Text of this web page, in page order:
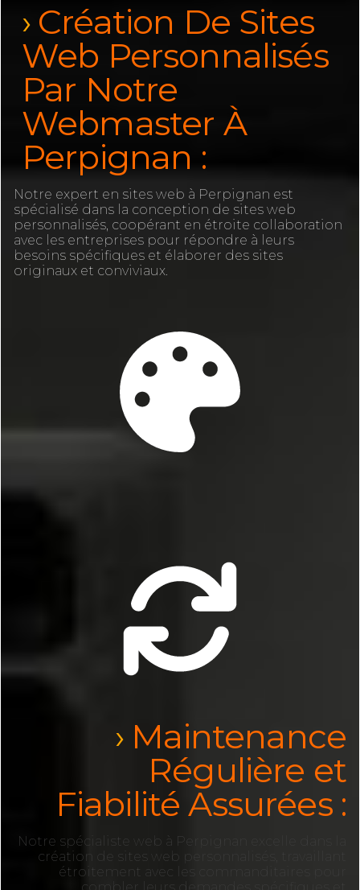
Création De Sites
Web Personnalisés
Par Notre
Webmaster À
Perpignan :
Notre expert en sites web à Perpignan est
spécialisé dans la conception de sites web
personnalisés, coopérant en étroite collaboration
avec les entreprises pour répondre à leurs
besoins spécifiques et élaborer des sites
originaux et conviviaux.
Maintenance
Régulière et
Fiabilité Assurées :
Notre spécialiste web à Perpignan excelle dans la
création de sites web personnalisés, travaillant
étroitement avec les commanditaires pour